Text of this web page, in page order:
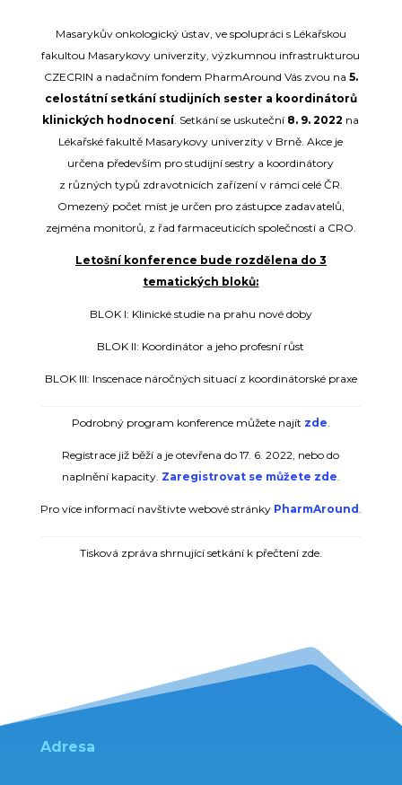
Masarykův onkologický ústav, ve spolupráci s Lékařskou
fakultou Masarykovy univerzity, výzkumnou infrastrukturou
CZECRIN a nadačním fondem PharmAround Vás zvou na 5.
celostátní setkání studijních sester a koordinátorů
klinických hodnocení. Setkání se uskuteční 8. 9. 2022 na
Lékařské fakultě Masarykovy univerzity v Brně. Akce je
určena především pro studijní sestry a koordinátory
z různých typů zdravotnicích zařízení v rámci celé ČR.
Omezený počet míst je určen pro zástupce zadavatelů,
zejména monitorů, z řad farmaceuticích společností a CRO.
Letošní konference bude rozdělena do 3
tematických bloků:
BLOK I: Klinické studie na prahu nové doby
BLOK II: Koordinátor a jeho profesní růst
BLOK III: Inscenace náročných situací z koordinátorské praxe
Podrobný program konference můžete najít zde.
Registrace již běží a je otevřena do 17. 6. 2022, nebo do
naplnění kapacity. Zaregistrovat se můžete zde.
Pro více informací navštivte webové stránky PharmAround .
Tisková zpráva shrnující setkání k přečtení zde.
Adresa